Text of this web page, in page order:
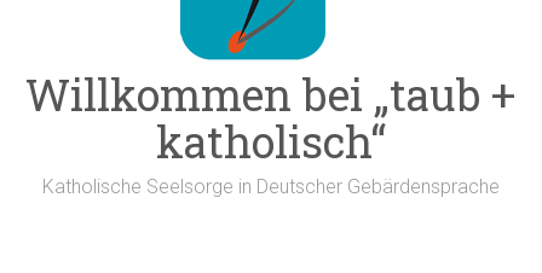
Willkommen bei „taub +
katholisch“
Katholische Seelsorge in Deutscher Gebärdensprache